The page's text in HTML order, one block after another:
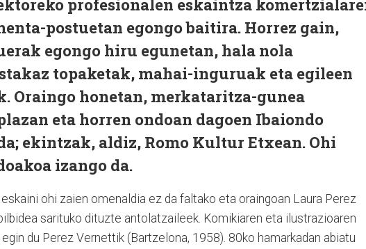
profesionalen eskaintza
postuetan egongo baitira. Horrez gain,
egongo hiru egunetan, hala nola
topaketak, mahai-inguruak eta egileen
Oraingo honetan, merkataritza-gunea
eta horren ondoan dagoen Ibaiondo
ekintzak, aldiz, Romo Kultur Etxean. Ohi
izango da.
ohi zaien omenaldia ez da faltako eta oraingoan Laura Perez
sarituko dituzte antolatzaileek. Komikiaren eta ilustrazioaren
du Perez Vernettik (Bartzelona, 1958). 80ko hamarkadan abiatu